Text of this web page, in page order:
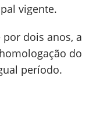
vigente.
dois anos, a
do
período.